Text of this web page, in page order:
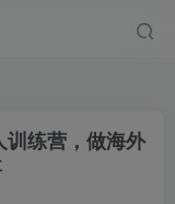
训练营，做海外